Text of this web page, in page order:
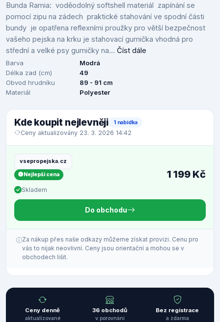
Bunda Ramia: voděodolný softshell materiál zapínání se
pomocí zipu na zádech praktické stahování ve spodní části
bundy je opatřena reflexními proužky pro větší bezpečnost
vašeho pejska na krku je stahovací gumička vhodná pro
střední a velké psy gumičky na... Číst dále
Barva
Modrá
Délka zad (cm)
49
Obvod hrudníku
89 - 91 cm
Materiál
Polyester
Kde koupit nejlevněji 1 nabídka
Ceny aktualizovány 23. 3. 2026 14:42
vsepropejska.cz
Nejlepší cena
Skladem
1 199 Kč
Do obchodu
Za nákup přes naše odkazy můžeme získat provizi. Cenu pro
vás to nijak neovlivní. Ceny jsou orientační a mohou se v
obchodech lišit.
Ceny denně
aktualizované
36 obchodů
v porovnání
Bez registrace
a zdarma